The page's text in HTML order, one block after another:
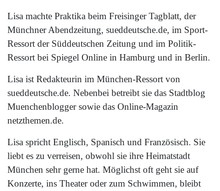
Lisa machte Praktika beim Freisinger Tagblatt, der
Münchner Abendzeitung, sueddeutsche.de, im Sport-
Ressort der Süddeutschen Zeitung und im Politik-
Ressort bei Spiegel Online in Hamburg und in Berlin.
Lisa ist Redakteurin im München-Ressort von
sueddeutsche.de. Nebenbei betreibt sie das Stadtblog
Muenchenblogger sowie das Online-Magazin
netzthemen.de.
Lisa spricht Englisch, Spanisch und Französisch. Sie
liebt es zu verreisen, obwohl sie ihre Heimatstadt
München sehr gerne hat. Möglichst oft geht sie auf
Konzerte, ins Theater oder zum Schwimmen, bleibt